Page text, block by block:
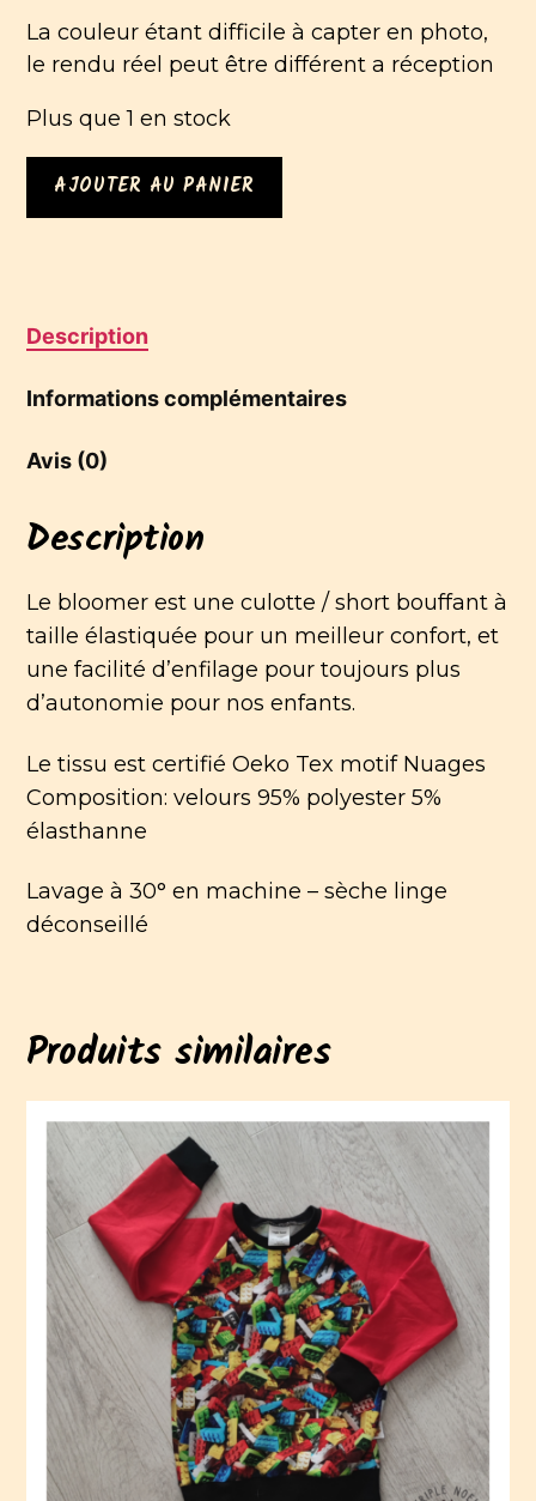
La couleur étant difficile à capter en photo,
le rendu réel peut être différent a réception
Plus que 1 en stock
quantité
12/18
AJOUTER AU PANIER
Description
Informations complémentaires
Avis (0)
Description
Le bloomer est une culotte / short bouffant à
taille élastiquée pour un meilleur confort, et
une facilité d’enfilage pour toujours plus
d’autonomie pour nos enfants.
Le tissu est certifié Oeko Tex motif Nuages
Composition: velours 95% polyester 5%
élasthanne
Lavage à 30° en machine – sèche linge
déconseillé
Produits similaires